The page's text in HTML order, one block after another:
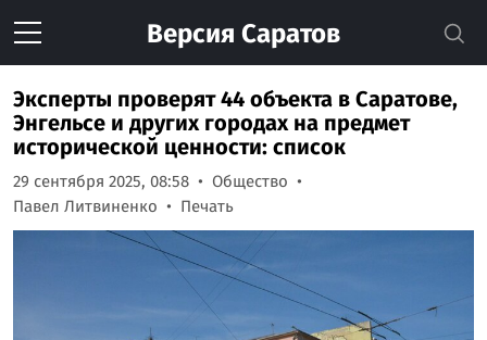
Версия Саратов
Эксперты проверят 44 объекта в Саратове,
Энгельсе и других городах на предмет
исторической ценности: список
29 сентября 2025, 08:58
Общество
Павел Литвиненко
Печать